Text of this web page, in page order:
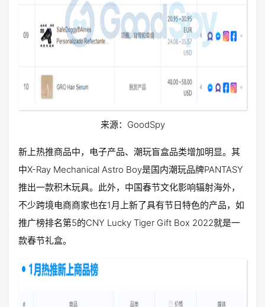
来源：GoodSpy
新上热推商品中，电子产品、潮玩盲盒品类增加明显。其
中X-Ray Mechanical Astro Boy是国内潮玩品牌PANTASY
推出一款积木玩具。此外，中国春节文化影响辐射海外，
不少跨境电商商家也在1月上新了具有节日特色的产品，如
推广榜排名第5的CNY Lucky Tiger Gift Box 2022就是一
款春节礼盒。